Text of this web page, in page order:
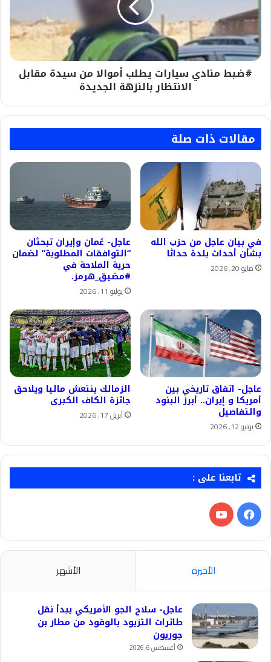
أموالا
من
سيدة
مقابل
الانتظار
بالنزهة
#ضبط منادي سيارات يطلب أموالا من سيدة مقابل
الانتظار بالنزهة الجديدة
مقالات ذات صلة
في بيان عاجل من حزب الله
بشأن أحداث بلدة حداثا
مايو 20, 2026
عاجل- عُمان وإيران تبحثان
“التوافقات المطلوبة” لضمان
حرية الملاحة في
#مضيق_هرمز.
يوليو 11, 2026
عاجل- اتفاق تاريخي بين
أمريكا و إيران.. أبرز البنود
والتفاصيل
يونيو 12, 2026
الزمالك ينتعش ماليا ويلاحق
جائزة الكاف الكبرى
أبريل 17, 2026
تابعنا على :
فيسبوك‫YouTube
الأخيرة الأشهر
عاجل- سلاح الجو الأمريكي يبدأ نقل
طائرات التزيود بالوقود من مطار بن
جوريون
أغسطس 6, 2026